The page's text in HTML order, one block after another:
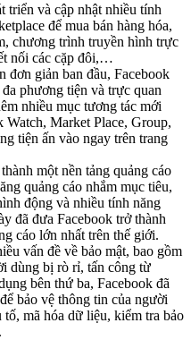
triển và cập nhật nhiều tính
để mua bán hàng hóa,
chương trình truyền hình trực
nối các cặp đôi,…
đơn giản ban đầu, Facebook
phương tiện và trực quan
nhiều mục tương tác mới
Watch, Market Place, Group,
tiện ấn vào ngay trên trang
một nền tảng quảng cáo
quảng cáo nhắm mục tiêu,
động và nhiều tính năng
đã đưa Facebook trở thành
cáo lớn nhất trên thế giới.
vấn đề về bảo mật, bao gồm
dùng bị rò rỉ, tấn công từ
bên thứ ba, Facebook đã
bảo vệ thông tin của người
mã hóa dữ liệu, kiểm tra bảo